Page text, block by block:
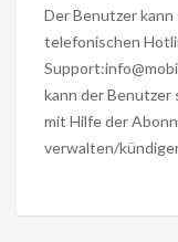
Der Benutzer
telefonischen
kann der
mit Hilfe der
verwalten/